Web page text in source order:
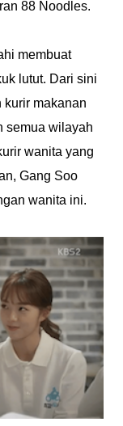
88 Noodles.
membuat
lutut. Dari sini
kurir makanan
semua wilayah
wanita yang
Gang Soo
wanita ini.